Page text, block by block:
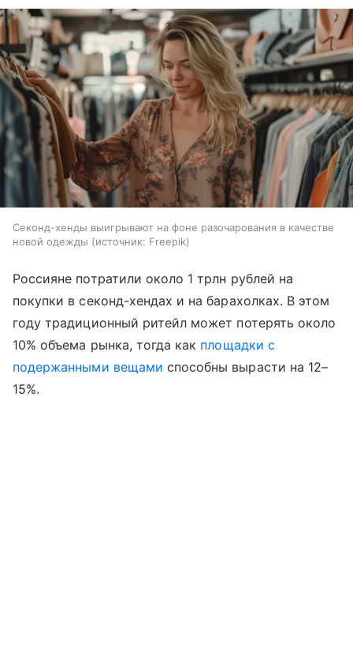
Секонд-хенды выигрывают на фоне разочарования в качестве
новой одежды
источник: Freepik
Россияне потратили около 1 трлн рублей на
покупки в секонд-хендах и на барахолках. В этом
году традиционный ритейл может потерять около
10% объема рынка, тогда как площадки с
подержанными вещами способны вырасти на 12–
15%.